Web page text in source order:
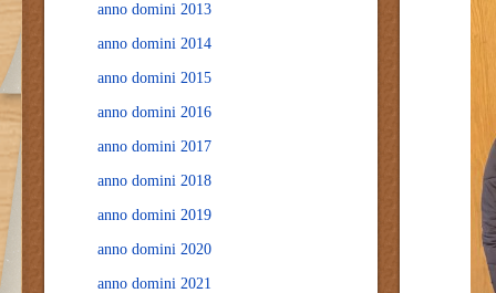
anno domini 2013
anno domini 2014
anno domini 2015
anno domini 2016
anno domini 2017
anno domini 2018
anno domini 2019
anno domini 2020
anno domini 2021